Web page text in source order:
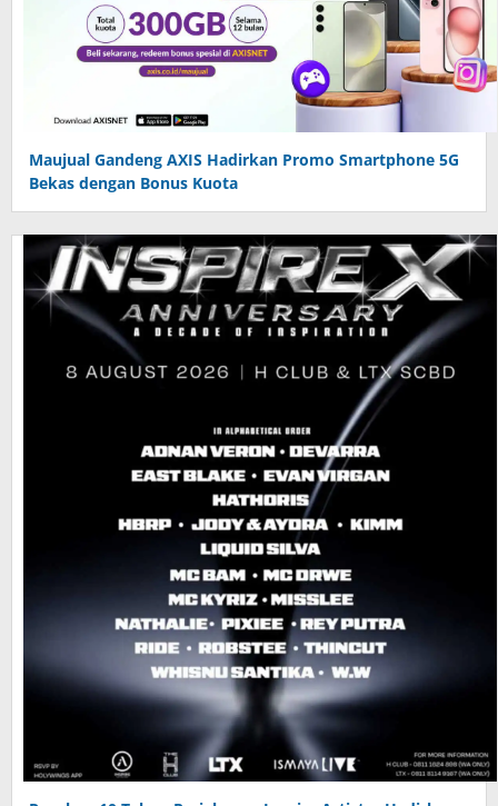
Maujual Gandeng AXIS Hadirkan Promo Smartphone 5G
Bekas dengan Bonus Kuota